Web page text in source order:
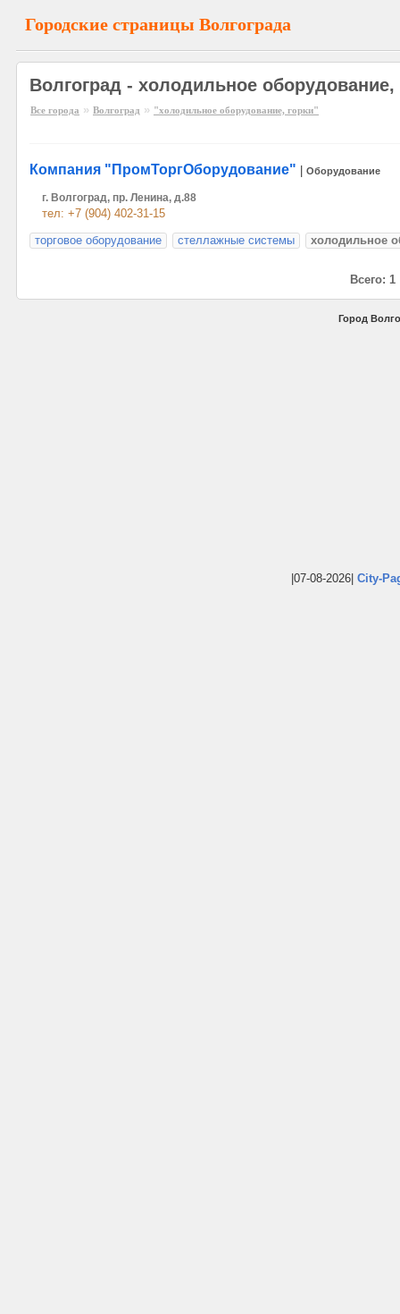
Городские страницы Волгограда
Волгоград - холодильное оборудование,
Все города » Волгоград » "холодильное оборудование, горки"
Компания "ПромТоргОборудование" Оборудование
г. Волгоград, пр. Ленина, д.88
тел: +7 (904) 402-31-15
торговое оборудование
стеллажные системы холодильное
Всего: 1
Город
|07-08-2026| City-